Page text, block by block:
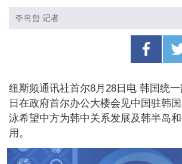
주옥함 记者
纽斯频通讯社首尔8月28日电 韩国统
日在政府首尔办公大楼会见中国驻韩
泳希望中方为韩中关系发展及韩半岛
用。